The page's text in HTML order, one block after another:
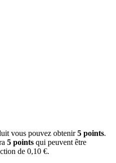
vous pouvez obtenir5 points.
5 points qui peuvent être
de 0,10 €.